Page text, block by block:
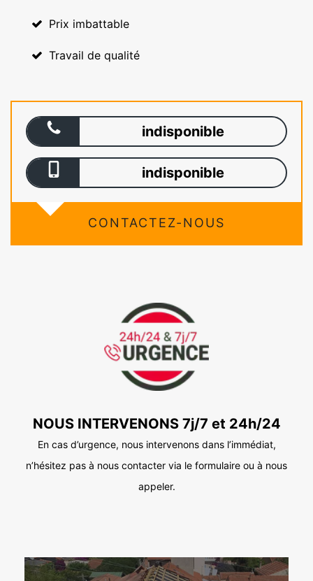
Prix imbattable
Travail de qualité
indisponible
indisponible
CONTACTEZ-NOUS
NOUS INTERVENONS 7j/7 et 24h/24
En cas d’urgence, nous intervenons dans l’immédiat,
n’hésitez pas à nous contacter via le formulaire ou à nous
appeler.